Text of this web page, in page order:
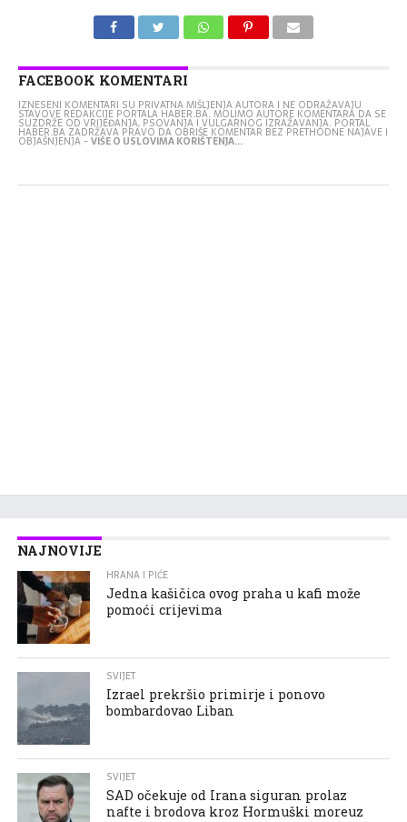
FACEBOOK KOMENTARI
IZNESENI KOMENTARI SU PRIVATNA MIŠLJENJA AUTORA I NE ODRAŽAVAJU
STAVOVE REDAKCIJE PORTALA HABER.BA. MOLIMO AUTORE KOMENTARA DA SE
SUZDRŽE OD VRIJEĐANJA, PSOVANJA I VULGARNOG IZRAŽAVANJA. PORTAL
HABER.BA ZADRŽAVA PRAVO DA OBRIŠE KOMENTAR BEZ PRETHODNE NAJAVE I
OBJAŠNJENJA -VIŠE O USLOVIMA KORIŠTENJA...
NAJNOVIJE
HRANA I PIĆE
Jedna kašičica ovog praha u kafi može
pomoći crijevima
SVIJET
Izrael prekršio primirje i ponovo
bombardovao Liban
SVIJET
SAD očekuje od Irana siguran prolaz
nafte i brodova kroz Hormuški moreuz